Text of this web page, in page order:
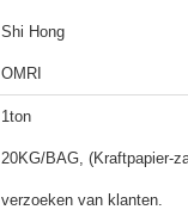
Shi Hong
OMRI
1ton
20KG/BAG, (Kraftpapier-
verzoeken van klanten.